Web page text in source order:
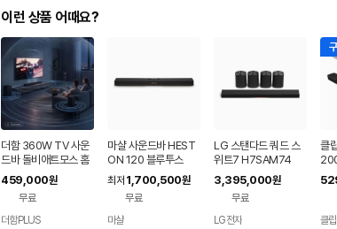
이런 상품 어때요?
더함 360W TV 사운
드바 돌비애트모스 홈
시어터 블루투스 스피
커 5.1.2채널
459,000원
무료
더함PLUS
마샬 사운드바 HEST
ON 120 블루투스
최저 1,700,500원
무료
마샬
LG 스탠다드 쿼드 스
위트7 H7SAM74
3,395,000원
무료
LG전자
클
비
링
블
클